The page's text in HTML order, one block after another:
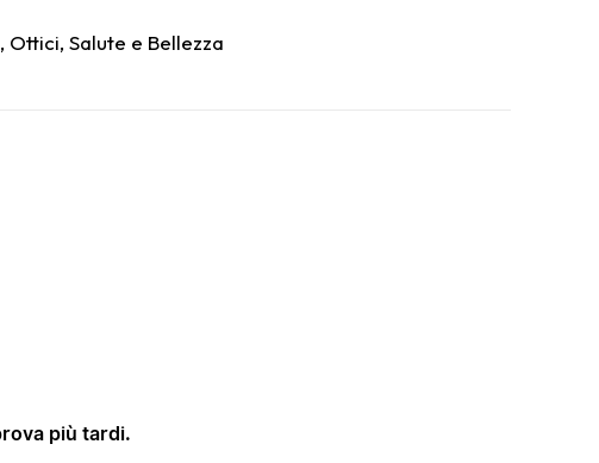
, Ottici, Salute e Bellezza